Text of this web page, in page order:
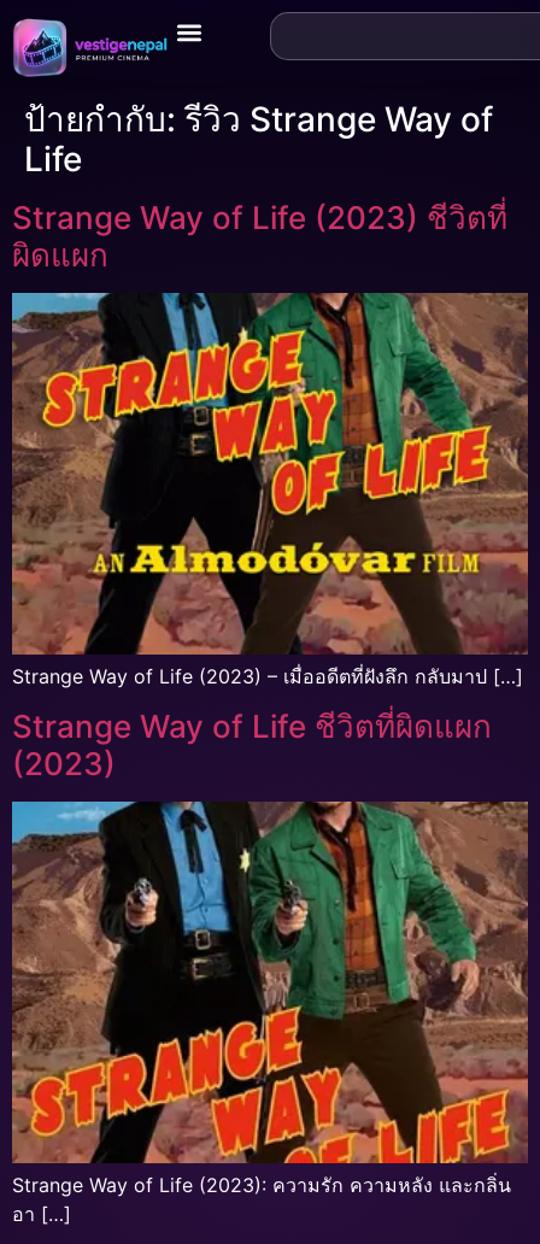
ป้ายกำกับ:รีวิว Strange Way of
Life
Strange Way of Life (2023) ชีวิตที่
ผิดแผก
Strange Way of Life (2023) – เมื่ออดีตที่ฝังลึก กลับมาป […]
Strange Way of Life ชีวิตที่ผิดแผก
(2023)
Strange Way of Life (2023): ความรัก ความหลัง และกลิ่น
อา […]